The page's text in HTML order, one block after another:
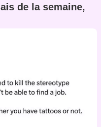
de la semaine,